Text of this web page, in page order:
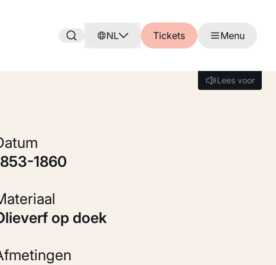
NL Tickets Menu
Lees voor
Lees voor
Datum
1853-1860
Materiaal
Olieverf op doek
Afmetingen